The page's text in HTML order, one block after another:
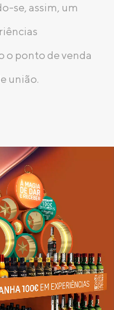
se, assim, um
o ponto de venda
união.